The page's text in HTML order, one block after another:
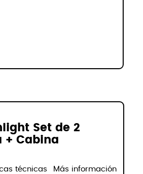
Set de 2
+ Cabina
técnicas Más información